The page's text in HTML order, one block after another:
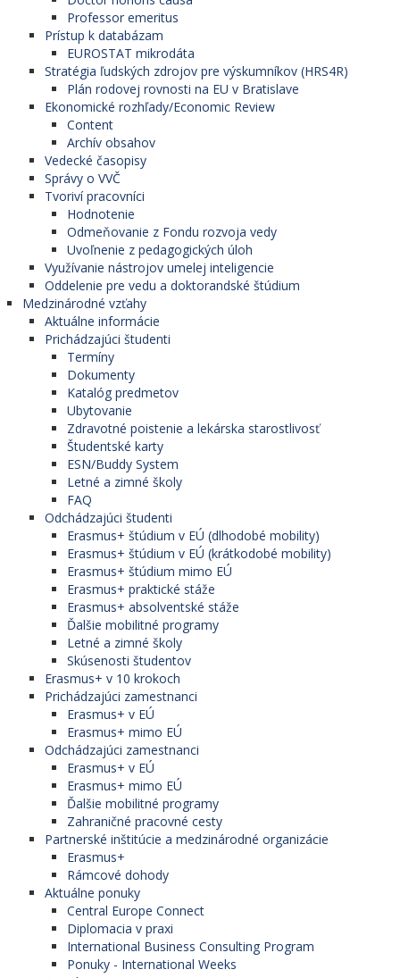
Professor emeritus
Prístup k databázam
EUROSTAT mikrodáta
Stratégia ľudských zdrojov pre výskumníkov (HRS4R)
Plán rodovej rovnosti na EU v Bratislave
Ekonomické rozhľady/Economic Review
Content
Archív obsahov
Vedecké časopisy
Správy o VVČ
Tvoriví pracovníci
Hodnotenie
Odmeňovanie z Fondu rozvoja vedy
Uvoľnenie z pedagogických úloh
Využívanie nástrojov umelej inteligencie
Oddelenie pre vedu a doktorandské štúdium
Medzinárodné vzťahy
Aktuálne informácie
Prichádzajúci študenti
Termíny
Dokumenty
Katalóg predmetov
Ubytovanie
Zdravotné poistenie a lekárska starostlivosť
Študentské karty
ESN/Buddy System
Letné a zimné školy
FAQ
Odchádzajúci študenti
Erasmus+ štúdium v EÚ (dlhodobé mobility)
Erasmus+ štúdium v EÚ (krátkodobé mobility)
Erasmus+ štúdium mimo EÚ
Erasmus+ praktické stáže
Erasmus+ absolventské stáže
Ďalšie mobilitné programy
Letné a zimné školy
Skúsenosti študentov
Erasmus+ v 10 krokoch
Prichádzajúci zamestnanci
Erasmus+ v EÚ
Erasmus+ mimo EÚ
Odchádzajúci zamestnanci
Erasmus+ v EÚ
Erasmus+ mimo EÚ
Ďalšie mobilitné programy
Zahraničné pracovné cesty
Partnerské inštitúcie a medzinárodné organizácie
Erasmus+
Rámcové dohody
Aktuálne ponuky
Central Europe Connect
Diplomacia v praxi
International Business Consulting Program
Ponuky - International Weeks